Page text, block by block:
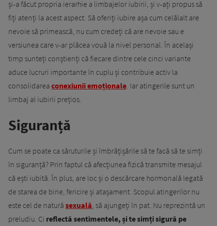
și-a făcut propria ierarhie a limbajelor iubirii, și v-ați propus să
fiți atenți la acest aspect. Să oferiți iubire așa cum celălalt are
nevoie să primească, nu cum credeți că are nevoie sau e
versiunea care v-ar plăcea vouă la nivel personal. În același
timp sunteți conștienți că fiecare dintre cele cinci variante
aduce lucruri importante în cuplu și contribuie activ la
consolidarea conexiunii emoționale. Iar atingerile sunt un
limbaj al iubirii prețios.
Siguranță
Cum se poate ca săruturile și îmbrățișările să te facă să te simți
în siguranță? Prin faptul că afecțiunea fizică transmite mesajul
că ești iubită. În plus, are loc și o descărcare hormonală legată
de starea de bine, fericire și atașament. Scopul atingerilor nu
este cel de natură sexuală, să ajungeți în pat. Nu reprezintă un
preludiu. Ci reflectă sentimentele, și te simți sigură pe